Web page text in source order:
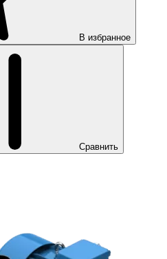
В избранное
Сравнить